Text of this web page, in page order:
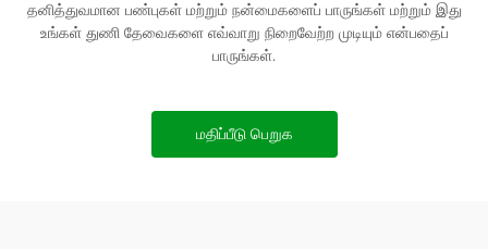
தனித்துவமான பண்புகள் மற்றும் நன்மைகளைப் பாருங்கள் மற்றும் இது
உங்கள் துணி தேவைகளை எவ்வாறு நிறைவேற்ற முடியும் என்பதைப்
பாருங்கள்.
மதிப்பீடு பெறுக